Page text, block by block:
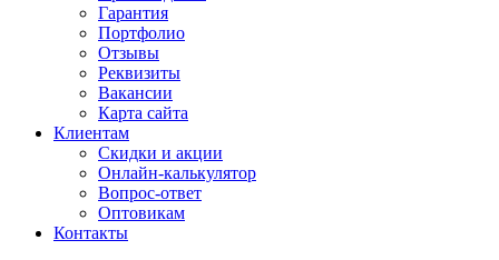
Гарантия
Портфолио
Отзывы
Реквизиты
Вакансии
Карта сайта
Клиентам
Скидки и акции
Онлайн-калькулятор
Вопрос-ответ
Оптовикам
Контакты